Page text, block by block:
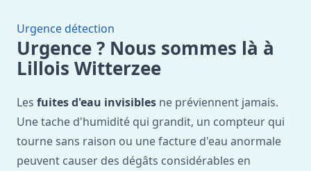
Urgence détection
Urgence ? Nous sommes là à
Lillois Witterzee
Les fuites d'eau invisibles ne préviennent jamais.
Une tache d'humidité qui grandit, un compteur qui
tourne sans raison ou une facture d'eau anormale
peuvent causer des dégâts considérables en